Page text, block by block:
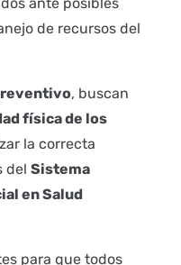
de recursos del
, buscan
física de los
la correcta
del Sistema
en Salud
para que todos